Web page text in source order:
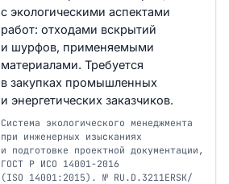
с экологическими аспектами
работ: отходами вскрытий
и шурфов, применяемыми
материалами. Требуется
в закупках промышленных
и энергетических заказчиков.
Система экологического менеджмента
при инженерных изысканиях
и подготовке проектной документации,
ГОСТ Р ИСО 14001-2016
(ISO 14001:2015). № RU.D.3211ERSK/